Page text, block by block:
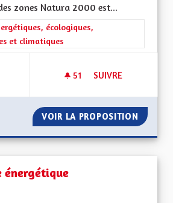
zones Natura 2000 est...
de la catégorie : Les transitions
écologiques,
et climatiques
51 51 ABONNÉS
SUIVRE
VOIR LA PROPOSITION
énergétique